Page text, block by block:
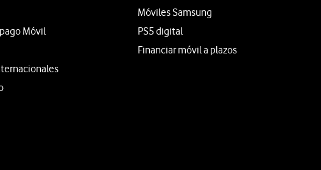
Móvil
Móviles Samsung
PS5 digital
Financiar móvil a plazos